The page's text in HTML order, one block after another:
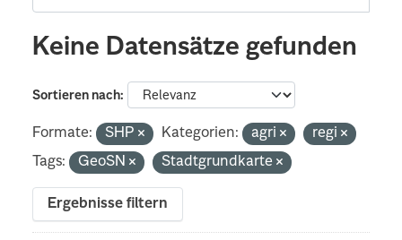
Keine Datensätze gefunden
Sortieren nach
Formate: SHP Kategorien: agri
regi
Tags:
GeoSN Stadtgrundkarte
Ergebnisse filtern